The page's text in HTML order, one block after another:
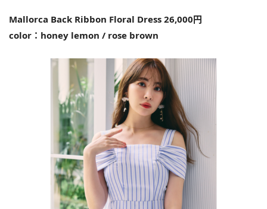
Mallorca Back Ribbon Floral Dress 26,000円
color：honey lemon / rose brown